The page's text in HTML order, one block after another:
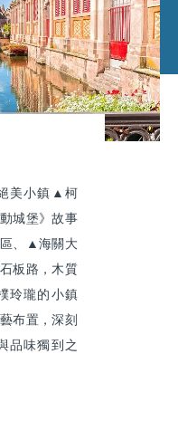
美小鎮▲柯
城堡》故事
、▲海關大
板路，木質
玲瓏的小鎮
布置，深刻
品味獨到之